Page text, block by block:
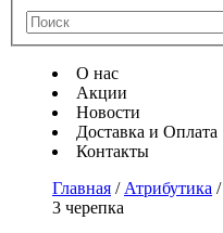
О нас
Акции
Новости
Доставка и Оплата
Контакты
Главная / Атрибутика /
3 черепка